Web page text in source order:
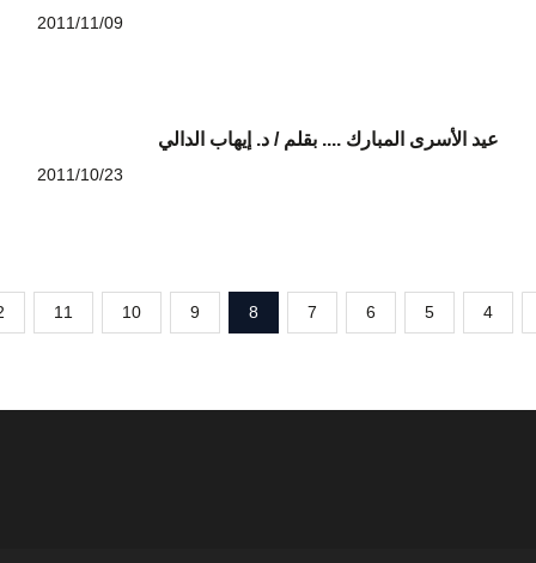
عيد الأسرى المبارك .... بقلم / د. إيهاب الدالي
4
5
6
7
8
9
10
11